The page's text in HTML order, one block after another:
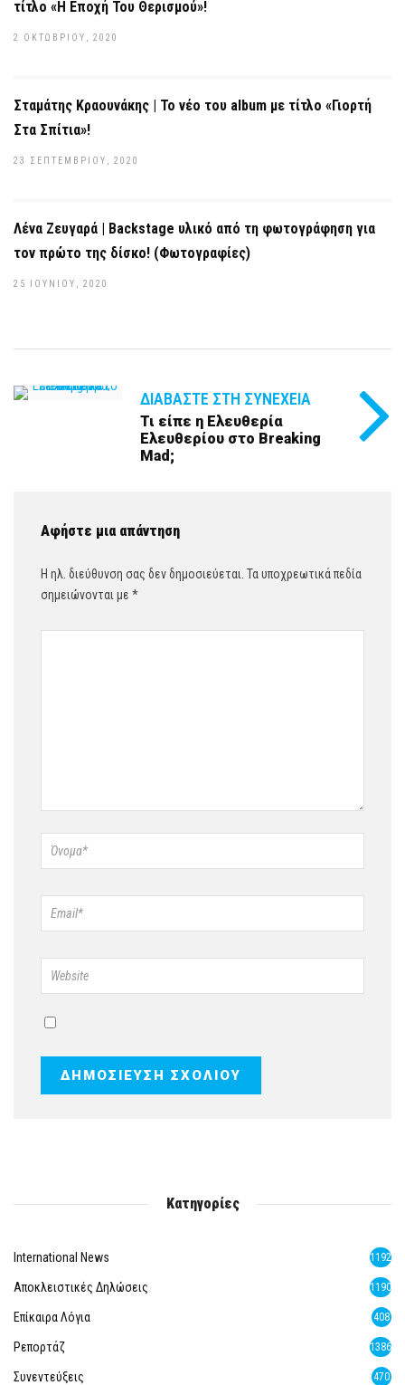
τίτλο «Η Εποχή Του Θερισμού»!
2 ΟΚΤΩΒΡΊΟΥ, 2020
Σταμάτης Κραουνάκης | Το νέο του album με τίτλο «Γιορτή
Στα Σπίτια»!
23 ΣΕΠΤΕΜΒΡΊΟΥ, 2020
Λένα Ζευγαρά | Backstage υλικό από τη φωτογράφηση για
τον πρώτο της δίσκο! (Φωτογραφίες)
25 ΙΟΥΝΊΟΥ, 2020
ΔΙΑΒΆΣΤΕ ΣΤΗ ΣΥΝΈΧΕΙΑ
Τι είπε η Ελευθερία
Ελευθερίου στο Breaking
Mad;
Αφήστε μια απάντηση
Η ηλ. διεύθυνση σας δεν δημοσιεύεται. Τα υποχρεωτικά πεδία
σημειώνονται με *
Κατηγορίες
International News 1192
Αποκλειστικές Δηλώσεις 1190
Επίκαιρα Λόγια 408
Ρεπορτάζ 1386
Συνεντεύξεις 470